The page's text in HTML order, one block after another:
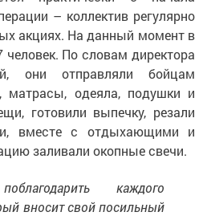
– коллектив регулярно
акциях. На данный момент в
человек. По словам директора
они отправляли бойцам
матрасы, одеяла, подушки и
готовили выпечку, резали
вместе с отдыхающими и
заливали окопные свечи.
каждого
вносит свой посильный